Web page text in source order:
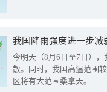
今明天（8月6日至7日）
散。同时，我国高温范围
区将有大范围桑拿天。